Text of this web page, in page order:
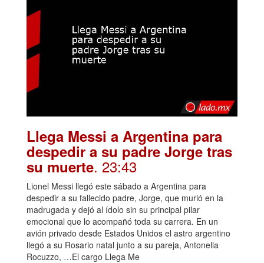
Llega Messi a Argentina para
despedir a su padre Jorge tras
su muerte. 23:43
Lionel Messi llegó este sábado a Argentina para
despedir a su fallecido padre, Jorge, que murió en la
madrugada y dejó al ídolo sin su principal pilar
emocional que lo acompañó toda su carrera. En un
avión privado desde Estados Unidos el astro argentino
llegó a su Rosario natal junto a su pareja, Antonella
Rocuzzo, …El cargo Llega Me